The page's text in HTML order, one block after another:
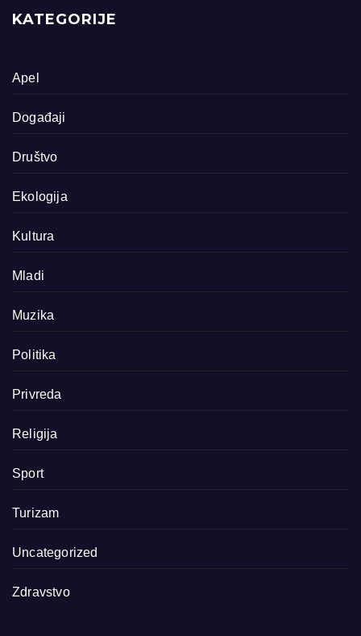
KATEGORIJE
Apel
Događaji
Društvo
Ekologija
Kultura
Mladi
Muzika
Politika
Privreda
Religija
Sport
Turizam
Uncategorized
Zdravstvo